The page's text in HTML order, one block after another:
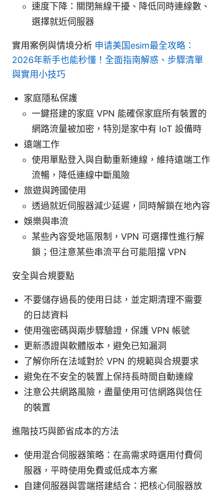
速度下降：關閉無線干擾、降低同時連線數、
選擇就近伺服器
實用案例與情境分析 申请美国esim最全攻略：
2026年新手也能秒懂！全面指南解惑、步驟清單
與實用小技巧
家庭隱私保護
一鍵搭建的家庭 VPN 能確保家庭所有裝置的
網路流量被加密，特別是家中有 IoT 設備時
遠端工作
使用單點登入與自動重新連線，維持遠端工作
流暢，降低連線中斷風險
旅遊與跨國使用
透過就近伺服器減少延遲，同時解鎖在地內容
娛樂與串流
某些內容受地區限制，VPN 可選擇性進行解
鎖；但注意某些串流平台可能阻擋 VPN
安全與合規要點
不要儲存過長的使用日誌，並定期清理不需要
的日誌資料
使用強密碼與兩步驟驗證，保護 VPN 帳號
更新憑證與軟體版本，避免已知漏洞
了解你所在法域對於 VPN 的規範與合規要求
避免在不安全的裝置上保持長時間自動連線
注意公共網路風險，盡量使用可信網路與信任
的裝置
進階技巧與節省成本的方法
使用混合伺服器策略：在高需求時選用付費伺
服器，平時使用免費或低成本方案
自建伺服器與雲端搭建結合：把核心伺服器放